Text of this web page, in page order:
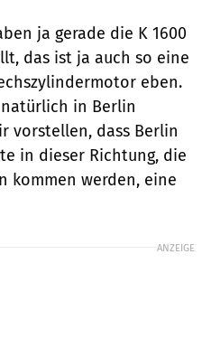
ja gerade die K 1600
das ist ja auch so eine
eben.
in Berlin
vorstellen, dass Berlin
in dieser Richtung, die
kommen werden, eine
ANZEIGE